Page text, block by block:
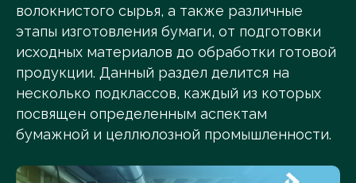
волокнистого сырья, а также различные
этапы изготовления бумаги, от подготовки
исходных материалов до обработки готовой
продукции. Данный раздел делится на
несколько подклассов, каждый из которых
посвящен определенным аспектам
бумажной и целлюлозной промышленности.